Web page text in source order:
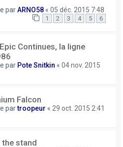
parARNO58 « 05 déc. 2015 7:48
1 2 3 4 5 6
Continues, la ligne
par Pote Snitkin « 04 nov. 2015
Falcon
partroopeur « 29 oct. 2015 2:41
stand